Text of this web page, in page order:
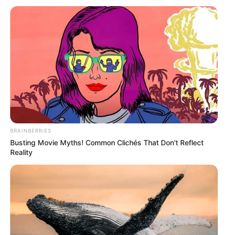
BRAINBERRIES
Busting Movie Myths! Common Clichés That Don't Reflect
Reality